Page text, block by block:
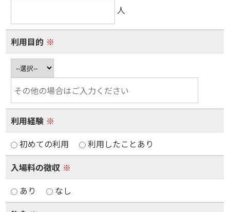
人
利用目的 ※
利用経験 ※
初めての利用
利用したことあり
入場料の徴収 ※
あり
なし